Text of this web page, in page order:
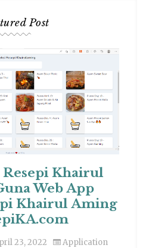
Post
Khairul
Web App
Khairul Aming
23, 2022 Application